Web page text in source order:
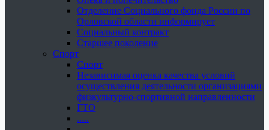
Отделение Социального фонда России по
Орловской области информирует
Социальный контракт
Старшее поколение
Спорт
Спорт
Независимая оценка качества условий
осуществления деятельности организациями
физкультурно-спортивной направленности
ГТО
.....